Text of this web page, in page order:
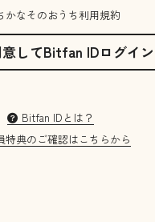
かなそのおうち利用規約
してBitfan IDログイン
Bitfan IDとは？
特典のご確認はこちらから